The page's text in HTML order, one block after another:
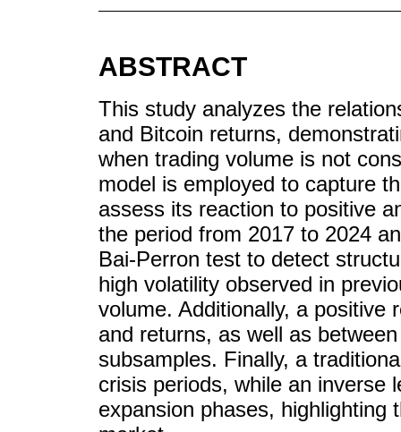
ABSTRACT
This study analyzes the
and Bitcoin returns,
when trading volume is not
model is employed to capture
assess its reaction to positive
the period from 2017 to 2024
Bai-Perron test to detect
high volatility observed in
volume. Additionally, a positive
and returns, as well as
subsamples. Finally, a
crisis periods, while an inverse
expansion phases, highlighting